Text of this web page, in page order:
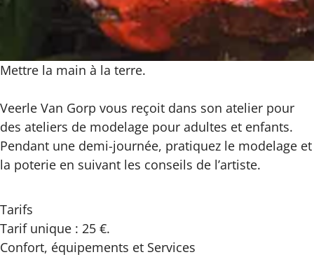
Mettre la main à la terre.
Veerle Van Gorp vous reçoit dans son atelier pour
des ateliers de modelage pour adultes et enfants.
Pendant une demi-journée, pratiquez le modelage et
la poterie en suivant les conseils de l’artiste.
Tarifs
Tarif unique : 25 €.
Confort, équipements et Services